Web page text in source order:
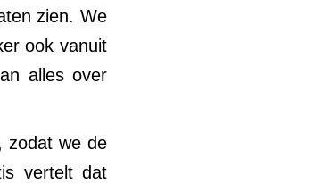
zien. We
ook vanuit
alles over
zodat we de
vertelt dat